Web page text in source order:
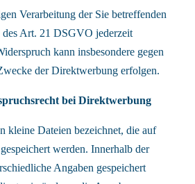
Verarbeitung der Sie betreffenden
des Art. 21 DSGVO jederzeit
kann insbesondere gegen
der Direktwerbung erfolgen.
bei Direktwerbung
kleine Dateien bezeichnet, die auf
werden. Innerhalb der
Angaben gespeichert